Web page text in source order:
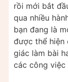
rồi mới bắt
qua nhiều
bạn đang là
được thể hiện
giác làm bài
các công